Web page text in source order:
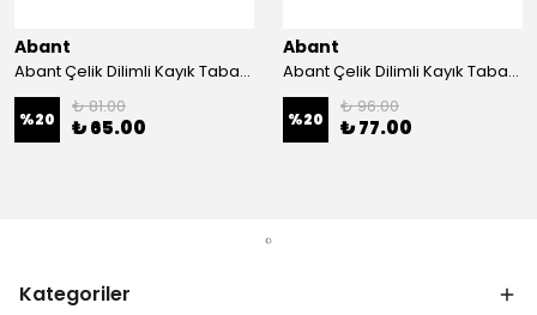
Abant
Abant Çelik Dilimli Kayık Tabak No:1 ; 14x21 cm.
%20
₺ 81.00
₺ 65.00
Abant
Abant Çelik Dilimli Kayık Tabak No:2 ; 16,5x24,5 cm.
%20
₺ 96.00
₺ 77.00
Kategoriler